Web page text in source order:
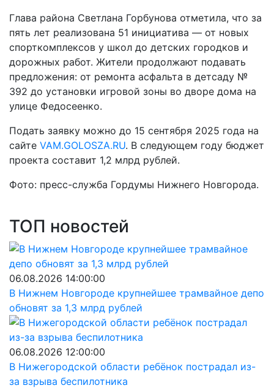
Глава района Светлана Горбунова отметила, что за
пять лет реализована 51 инициатива — от новых
спорткомплексов у школ до детских городков и
дорожных работ. Жители продолжают подавать
предложения: от ремонта асфальта в детсаду №
392 до установки игровой зоны во дворе дома на
улице Федосеенко.
Подать заявку можно до 15 сентября 2025 года на
сайте VAM.GOLOSZA.RU. В следующем году бюджет
проекта составит 1,2 млрд рублей.
Фото: пресс-служба Гордумы Нижнего Новгорода.
ТОП новостей
06.08.2026 14:00:00
В Нижнем Новгороде крупнейшее трамвайное депо
обновят за 1,3 млрд рублей
06.08.2026 12:00:00
В Нижегородской области ребёнок пострадал из-
за взрыва беспилотника